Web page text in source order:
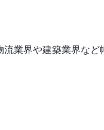
業界や建築業界など